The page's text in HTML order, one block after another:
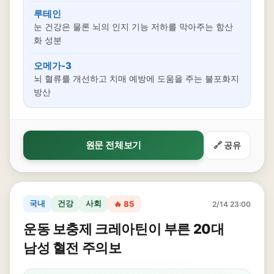
루테인
눈 건강은 물론 뇌의 인지 기능 저하를 막아주는 항산
화 성분
오메가-3
뇌 혈류를 개선하고 치매 예방에 도움을 주는 불포화지
방산
원문 전체보기 🔗 공유
국내 건강 사회 🔥 85 2/14 23:00
운동 보충제 크레아틴이 부른 20대
남성 혈전 주의보